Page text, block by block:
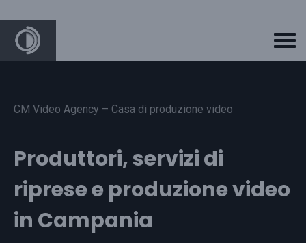
CM Video Agency – Casa di produzione video
Produttori, servizi di
riprese e produzione video
in Campania